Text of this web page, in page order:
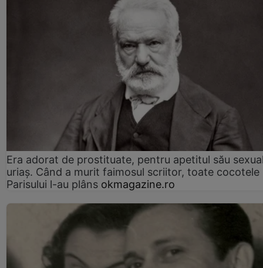
Era adorat de prostituate, pentru apetitul său
uriaș. Când a murit faimosul scriitor, toate cocotele
Parisului l-au plâns okmagazine.ro